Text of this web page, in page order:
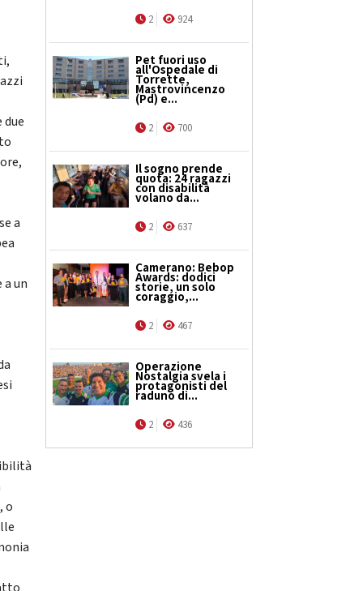
a
un
o
2 924
Pet fuori uso
all'Ospedale di
Torrette,
Mastrovincenzo
(Pd) e...
2 700
Il sogno prende
quota: 24 ragazzi
con disabilità
volano da...
2 637
Camerano: Bebop
Awards: dodici
storie, un solo
coraggio,...
2 467
Operazione
Nostalgia svela i
protagonisti del
raduno di...
2 436